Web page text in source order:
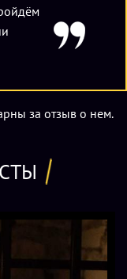
за отзыв о нем.